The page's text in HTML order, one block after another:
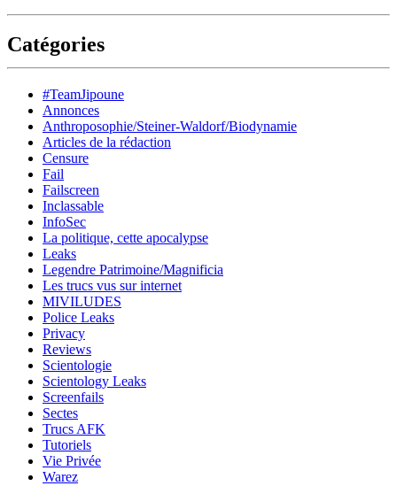
Catégories
#TeamJipoune
Annonces
Anthroposophie/Steiner-Waldorf/Biodynamie
Articles de la rédaction
Censure
Fail
Failscreen
Inclassable
InfoSec
La politique, cette apocalypse
Leaks
Legendre Patrimoine/Magnificia
Les trucs vus sur internet
MIVILUDES
Police Leaks
Privacy
Reviews
Scientologie
Scientology Leaks
Screenfails
Sectes
Trucs AFK
Tutoriels
Vie Privée
Warez